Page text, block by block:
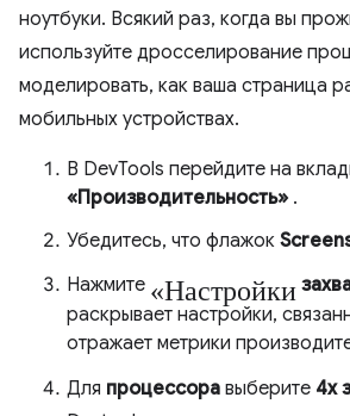
ноутбуки. Всякий раз, когда вы
используйте дросселирование
моделировать, как ваша страница
мобильных устройствах.
В DevTools перейдите на
«Производительность» .
Убедитесь, что флажок
Нажмите «Настройки
раскрывает настройки,
отражает метрики
Для процессора выберите 4x